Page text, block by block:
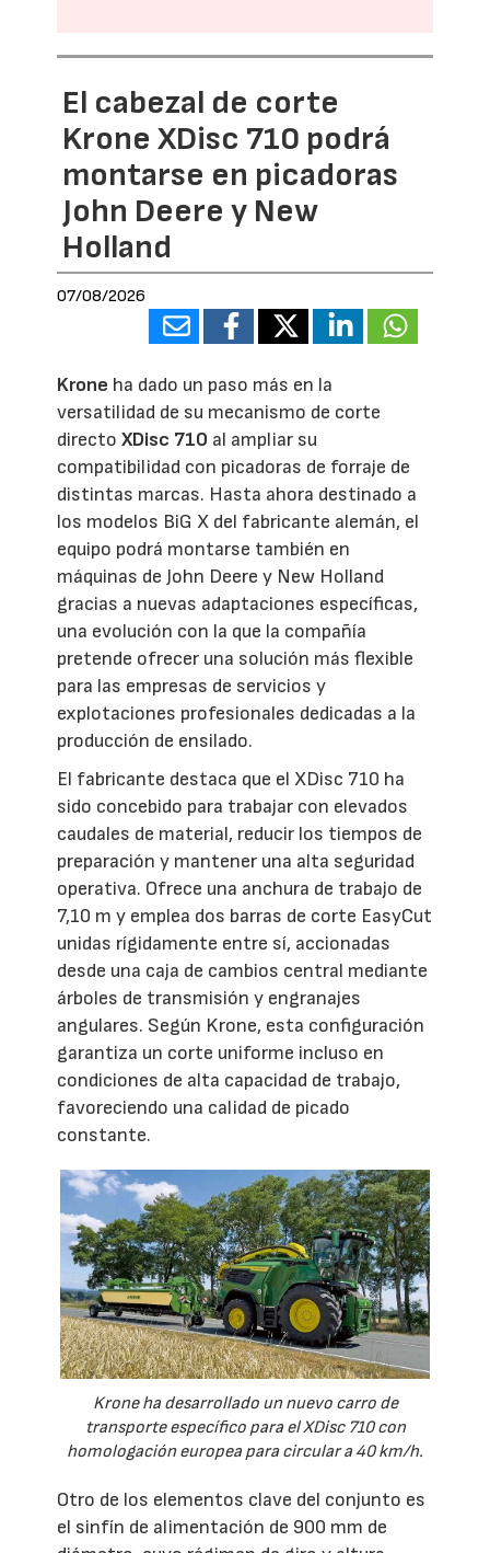
El cabezal de corte
Krone XDisc 710 podrá
montarse en picadoras
John Deere y New
Holland
07/08/2026
Krone ha dado un paso más en la
versatilidad de su mecanismo de corte
directoXDisc 710 al ampliar su
compatibilidad con picadoras de forraje de
distintas marcas. Hasta ahora destinado a
los modelos BiG X del fabricante alemán, el
equipo podrá montarse también en
máquinas de John Deere y New Holland
gracias a nuevas adaptaciones específicas,
una evolución con la que la compañía
pretende ofrecer una solución más flexible
para las empresas de servicios y
explotaciones profesionales dedicadas a la
producción de ensilado.
El fabricante destaca que el XDisc 710 ha
sido concebido para trabajar con elevados
caudales de material, reducir los tiempos de
preparación y mantener una alta seguridad
operativa. Ofrece una anchura de trabajo de
7,10 m y emplea dos barras de corte EasyCut
unidas rígidamente entre sí, accionadas
desde una caja de cambios central mediante
árboles de transmisión y engranajes
angulares. Según Krone, esta configuración
garantiza un corte uniforme incluso en
condiciones de alta capacidad de trabajo,
favoreciendo una calidad de picado
constante.
Krone ha desarrollado un nuevo carro de
transporte específico para el XDisc 710 con
homologación europea para circular a 40 km/h.
Otro de los elementos clave del conjunto es
el sinfín de alimentación de 900 mm de